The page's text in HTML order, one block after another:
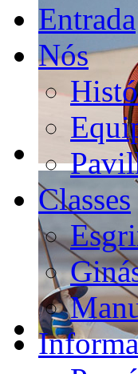
Entrada
Nós
Classes